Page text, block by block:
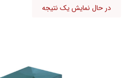
در حال نمایش یک نتیجه